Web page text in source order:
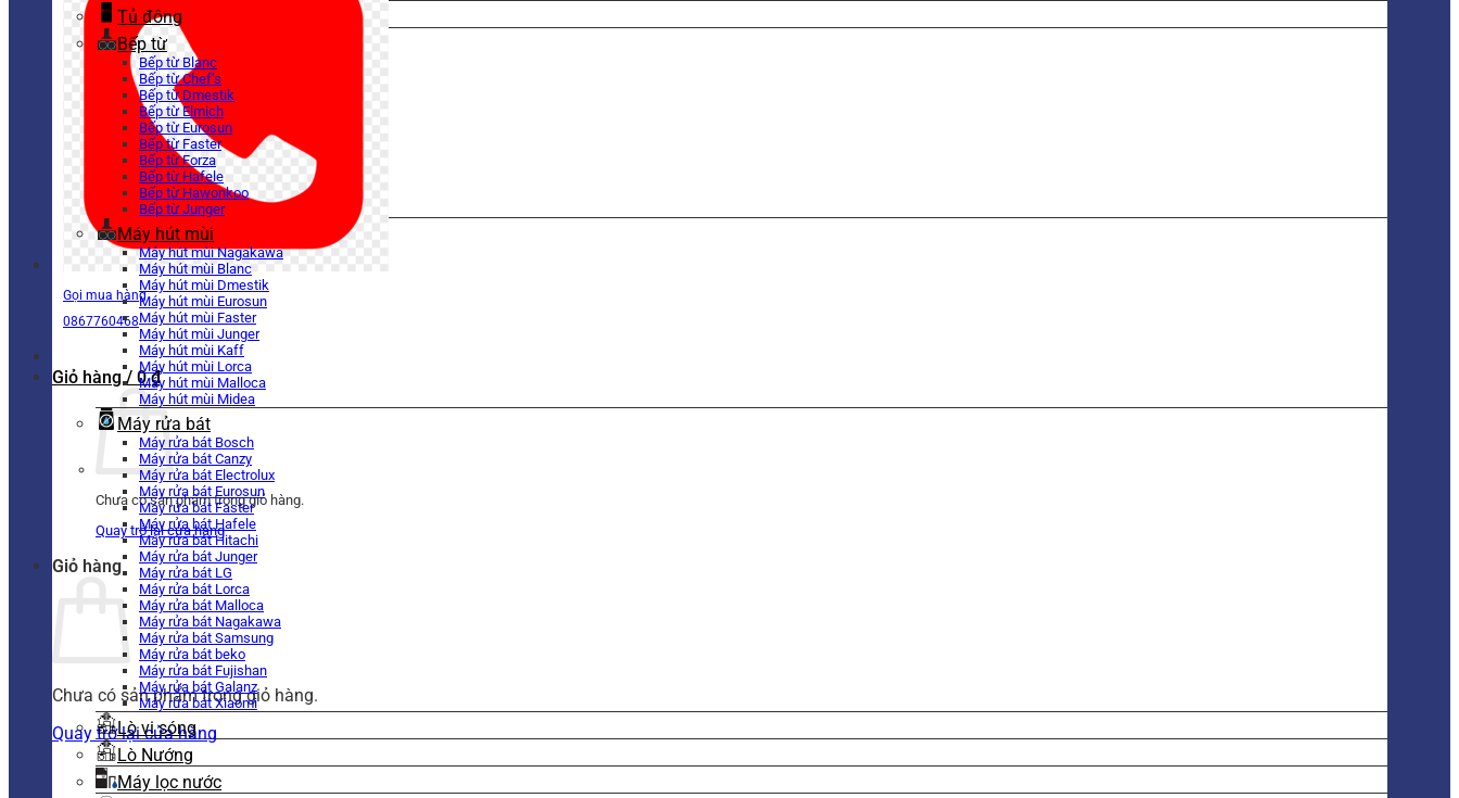
Gọi mua hàng
0867760468
Giỏ hàng / 0₫
Chưa có sản phẩm trong giỏ hàng.
Quay trở lại cửa hàng
Giỏ hàng
Chưa có sản phẩm trong giỏ hàng.
Quay trở lại cửa hàng
Tủ đông
Bếp từ
Bếp từ Blanc
Bếp từ Chef’s
Bếp từ Dmestik
Bếp từ Elmich
Bếp từ Eurosun
Bếp từ Faster
Bếp từ Forza
Bếp từ Hafele
Bếp từ Hawonkoo
Bếp từ Junger
Máy hút mùi
Máy hút mùi Nagakawa
Máy hút mùi Blanc
Máy hút mùi Dmestik
Máy hút mùi Eurosun
Máy hút mùi Faster
Máy hút mùi Junger
Máy hút mùi Kaff
Máy hút mùi Lorca
Máy hút mùi Malloca
Máy hút mùi Midea
Máy rửa bát
Máy rửa bát Bosch
Máy rửa bát Canzy
Máy rửa bát Electrolux
Máy rửa bát Eurosun
Máy rửa bát Faster
Máy rửa bát Hafele
Máy rửa bát Hitachi
Máy rửa bát Junger
Máy rửa bát LG
Máy rửa bát Lorca
Máy rửa bát Malloca
Máy rửa bát Nagakawa
Máy rửa bát Samsung
Máy rửa bát beko
Máy rửa bát Fujishan
Máy rửa bát Galanz
Máy rửa bát Xiaomi
Lò vi sóng
Lò Nướng
Máy lọc nước